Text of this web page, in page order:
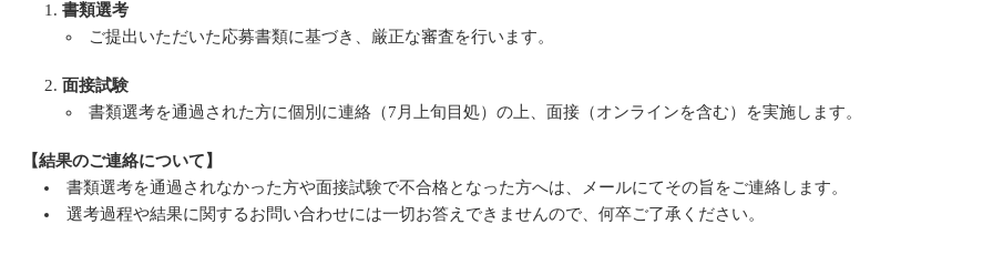
書類選考
ご提出いただいた応募書類に基づき、厳正な審査を行います。
面接試験
書類選考を通過された方に個別に連絡（7月上旬目処）の上、面接（オンラインを含む）を実施します。
【結果のご連絡について】
書類選考を通過されなかった方や面接試験で不合格となった方へは、メールにてその旨をご連絡します。
選考過程や結果に関するお問い合わせには一切お答えできませんので、何卒ご了承ください。